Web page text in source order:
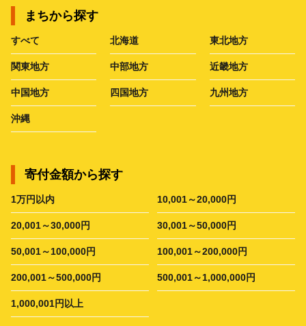
まちから探す
すべて 北海道 東北地方
関東地方 中部地方 近畿地方
中国地方 四国地方 九州地方
沖縄
寄付金額から探す
1万円以内 10,001～20,000円
20,001～30,000円 30,001～50,000円
50,001～100,000円 100,001～200,000円
200,001～500,000円 500,001～1,000,000円
1,000,001円以上